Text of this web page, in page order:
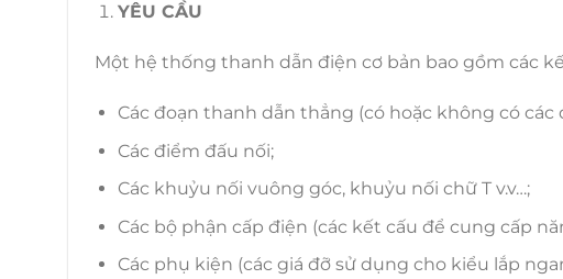
YÊU CẦU
Một hệ thống thanh dẫn điện cơ bản bao gồm các
Các đoạn thanh dẫn thẳng (có hoặc không có
Các điểm đấu nối;
Các khuỷu nối vuông góc, khuỷu nối chữ T v.v…;
Các bộ phận cấp điện (các kết cấu để cung cấp
Các phụ kiện (các giá đỡ sử dụng cho kiểu lắp